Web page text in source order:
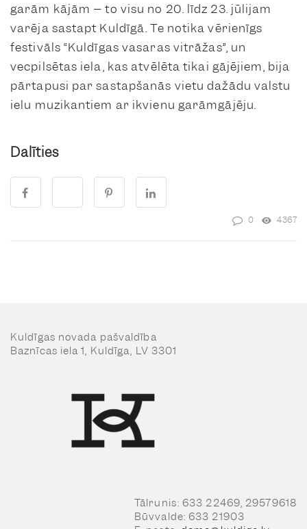
garām kājām – to visu no 20. līdz 23. jūlijam
varēja sastapt Kuldīgā. Te notika vērienīgs
festivāls “Kuldīgas vasaras vitrāžas”, un
vecpilsētas iela, kas atvēlēta tikai gājējiem, bija
pārtapusi par sastapšanās vietu dažādu valstu
ielu muzikantiem ar ikvienu garāmgājēju.
Dalīties
0 4367
Kuldīgas novada pašvaldība
Baznīcas iela 1, Kuldīga, LV 3301
Tālrunis: 633 22469, 29579618
Būvvalde: 633 21903